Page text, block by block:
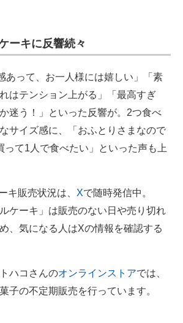
ーキに反響続々
って、お一人様には嬉しい」「素
はテンション上がる」「最高すぎ
迷う！」といった反響が。2つ食べ
サイズ感に、「おふとりさまなので
って1人で食べたい」といった声も上
販売状況は、 Xで随時発信中。
ケーキ」は販売のない日や売り切れ
、気になる人はXの情報を確認する
ハコさんのオンラインストアでは、
子の不定期販売を行っています。